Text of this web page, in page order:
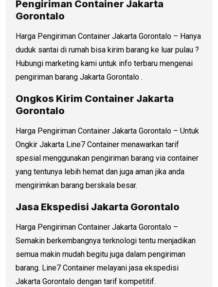
Pengiriman Container Jakarta
Gorontalo
Harga Pengiriman Container Jakarta Gorontalo – Hanya
duduk santai di rumah bisa kirim barang ke luar pulau ?
Hubungi marketing kami untuk info terbaru mengenai
pengiriman barang Jakarta Gorontalo .
Ongkos Kirim Container Jakarta
Gorontalo
Harga Pengiriman Container Jakarta Gorontalo – Untuk
Ongkir Jakarta Line7 Container menawarkan tarif
spesial menggunakan pengiriman barang via container
yang tentunya lebih hemat dan juga aman jika anda
mengirimkan barang berskala besar.
Jasa Ekspedisi Jakarta Gorontalo
Harga Pengiriman Container Jakarta Gorontalo –
Semakin berkembangnya terknologi tentu menjadikan
semua makin mudah begitu juga dalam pengiriman
barang. Line7 Container melayani jasa ekspedisi
Jakarta Gorontalo dengan tarif kompetitif.